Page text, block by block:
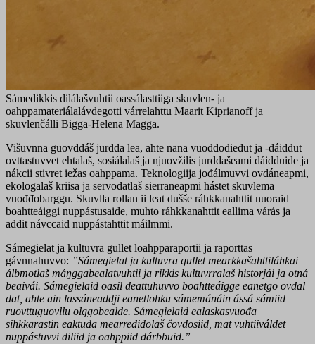
Sámedikkis dilálašvuhtii oassálasttiiga skuvlen- ja
oahppamateriálalávdegotti várrelahttu Maarit Kiprianoff ja
skuvlenčálli Bigga-Helena Magga.
Višuvnna guovddáš jurdda lea, ahte nana vuođđodieđut ja -dáiddut
ovttastuvvet ehtalaš, sosiálalaš ja njuovžilis jurddašeami dáidduide ja
nákcii stivret iežas oahppama. Teknologiija jođálmuvvi ovdáneapmi,
ekologalaš kriisa ja servodatlaš sierraneapmi hástet skuvlema
vuođđobarggu. Skuvlla rollan ii leat dušše ráhkkanahttit nuoraid
boahtteáiggi nuppástusaide, muhto ráhkkanahttit eallima várás ja
addit návccaid nuppástahttit máilmmi.
Sámegielat ja kultuvra gullet loahpparaportii ja raporttas
gávnnahuvvo: ”Sámegielat ja kultuvra gullet mearkkašahttiláhkai
álbmotlaš máŋggabealatvuhtii ja rikkis kultuvrralaš historjái ja otná
beaivái. Sámegielaid oasil deattuhuvvo boahtteáigge eanetgo ovdal
dat, ahte ain lassáneaddji eanetlohku sámemánáin ássá sámiid
ruovttuguovllu olggobealde. Sámegielaid ealaskasvuođa
sihkkarastin eaktuda mearrediđolaš čovdosiid, mat vuhtiiváldet
nuppástuvvi diliid ja oahppiid dárbbuid.”